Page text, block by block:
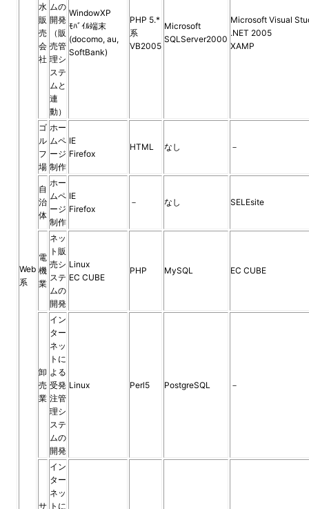
Web
系
水
販
売
会
社
ムの
開発
（販
売管
理シ
ステ
ムと
連
動）
WindowXP
ﾓﾊﾞｲﾙ端末
(docomo, au,
SoftBank)
PHP 5.*
系
VB2005
Microsoft
SQLServer2000
Microsoft Visual
.NET 2005
XAMP
ゴ
ル
フ
場
ホー
ムペ
ージ
制作
IE
Firefox
HTML なし －
自
治
体
ホー
ムペ
ージ
制作
IE
Firefox
－ なし SELEsite
電
機
業
ネッ
ト販
売シ
ステ
ムの
開発
Linux
EC CUBE
PHP MySQL EC CUBE
卸
売
業
イン
ター
ネッ
トに
よる
受発
注管
理シ
ステ
ムの
開発
Linux Perl5 PostgreSQL －
サ
イン
ター
ネッ
トに